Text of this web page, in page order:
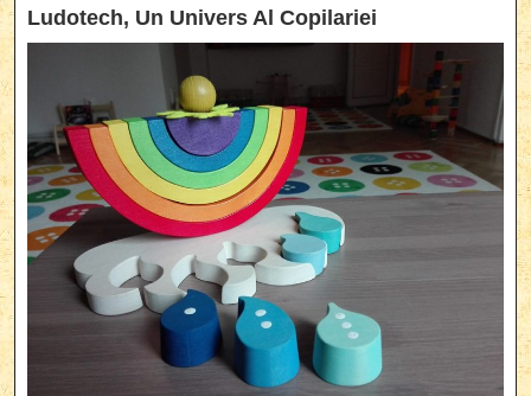
Ludotech, Un Univers Al Copilariei
Un
Univers
Copilariei